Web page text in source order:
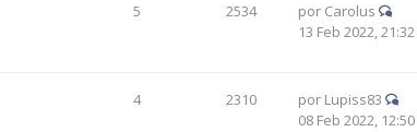
5 2534 por Carolus
13 Feb 2022, 21:32
4 2310 por Lupiss83
08 Feb 2022, 12:50